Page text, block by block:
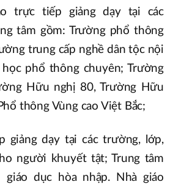
trực tiếp giảng dạy tại các
tâm gồm: Trường phổ thông
trung cấp nghề dân tộc nội
phổ thông chuyên; Trường
Hữu nghị 80, Trường Hữu
thông Vùng cao Việt Bắc;
giảng dạy tại các trường, lớp,
người khuyết tật; Trung tâm
dục hòa nhập. Nhà giáo